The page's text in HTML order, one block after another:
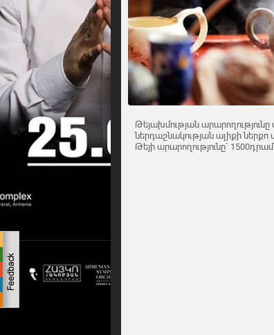
Թեյախմության
ներդաշնակության ալիքի ներքո
Թեյի արարողությունը` 1500դրամ: